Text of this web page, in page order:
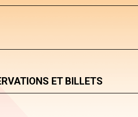
ET BILLETS